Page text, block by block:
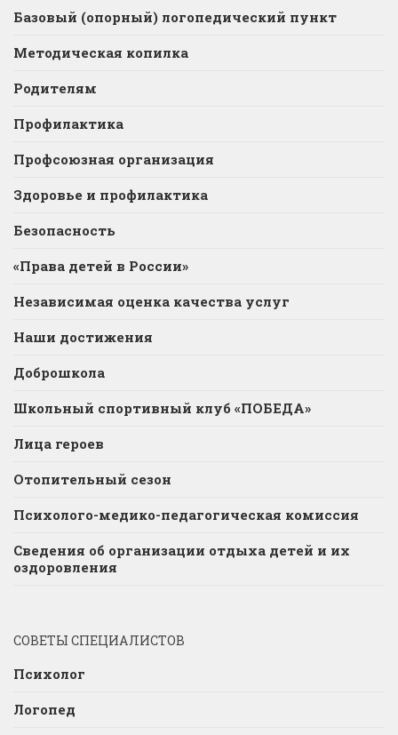
Базовый (опорный) логопедический пункт
Методическая копилка
Родителям
Профилактика
Профсоюзная организация
Здоровье и профилактика
Безопасность
«Права детей в России»
Независимая оценка качества услуг
Наши достижения
Доброшкола
Школьный спортивный клуб «ПОБЕДА»
Лица героев
Отопительный сезон
Психолого-медико-педагогическая комиссия
Сведения об организации отдыха детей и их
оздоровления
СОВЕТЫ СПЕЦИАЛИСТОВ
Психолог
Логопед